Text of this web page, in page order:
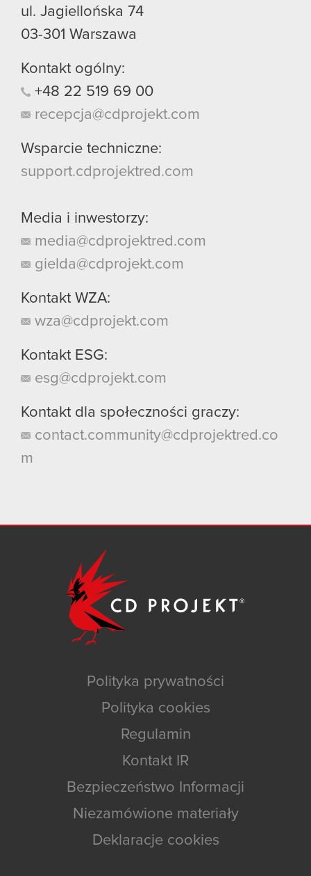
ul. Jagiellońska 74
03-301 Warszawa
Kontakt ogólny:
+48 22 519 69 00
recepcja@cdprojekt.com
Wsparcie techniczne:
support.cdprojektred.com
Media i inwestorzy:
media@cdprojektred.com
gielda@cdprojekt.com
Kontakt WZA:
wza@cdprojekt.com
Kontakt ESG:
esg@cdprojekt.com
Kontakt dla społeczności graczy:
contact.community@cdprojektred.co
m
Polityka prywatności
Polityka cookies
Regulamin
Kontakt IR
Bezpieczeństwo Informacji
Niezamówione materiały
Deklaracje cookies